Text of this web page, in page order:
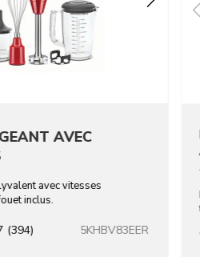
AVEC
avec vitesses
inclus.
(394) 5KHBV83EER